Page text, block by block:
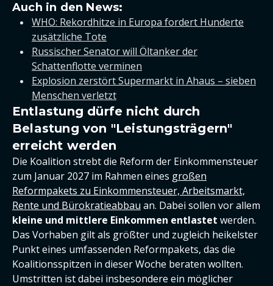
Auch in den News:
WHO: Rekordhitze in Europa fordert Hunderte
zusätzliche Tote
Russischer Senator will Öltanker der
Schattenflotte verminen
Explosion zerstört Supermarkt in Ahaus – sieben
Menschen verletzt
Entlastung dürfe nicht durch
Belastung von "Leistungsträgern"
erreicht werden
Die Koalition strebt die Reform der Einkommensteuer
zum Januar 2027 im Rahmen eines großen
Reformpakets zu Einkommensteuer, Arbeitsmarkt,
Rente und Bürokratieabbau an. Dabei sollen vor allem
kleine und mittlere Einkommen entlastet werden.
Das Vorhaben gilt als größter und zugleich heikelster
Punkt eines umfassenden Reformpakets, das die
Koalitionsspitzen in dieser Woche beraten wollten.
Umstritten ist dabei insbesondere ein möglicher